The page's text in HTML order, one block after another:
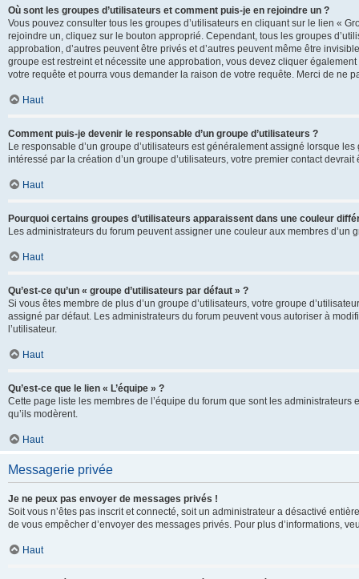
Où sont les groupes d’utilisateurs et comment puis-je en rejoindre un ?
Vous pouvez consulter tous les groupes d’utilisateurs en cliquant sur le lien «
rejoindre un, cliquez sur le bouton approprié. Cependant, tous les groupes
approbation, d’autres peuvent être privés et d’autres peuvent même être
groupe est restreint et nécessite une approbation, vous devez cliquer
votre requête et pourra vous demander la raison de votre requête. Merci de ne
Haut
Comment puis-je devenir le responsable d’un groupe d’utilisateurs ?
Le responsable d’un groupe d’utilisateurs est généralement assigné lorsque
intéressé par la création d’un groupe d’utilisateurs, votre premier contact
Haut
Pourquoi certains groupes d’utilisateurs apparaissent dans une couleur
Les administrateurs du forum peuvent assigner une couleur aux membres d’un
Haut
Qu’est-ce qu’un « groupe d’utilisateurs par défaut » ?
Si vous êtes membre de plus d’un groupe d’utilisateurs, votre groupe
assigné par défaut. Les administrateurs du forum peuvent vous autoriser à
l’utilisateur.
Haut
Qu’est-ce que le lien « L’équipe » ?
Cette page liste les membres de l’équipe du forum que sont les
qu’ils modèrent.
Haut
Messagerie privée
Je ne peux pas envoyer de messages privés !
Soit vous n’êtes pas inscrit et connecté, soit un administrateur a désactivé
de vous empêcher d’envoyer des messages privés. Pour plus d’informations,
Haut